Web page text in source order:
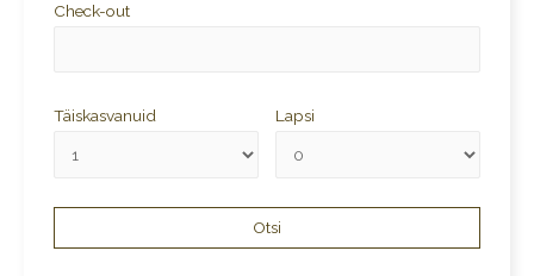
Check-out
Täiskasvanuid Lapsi